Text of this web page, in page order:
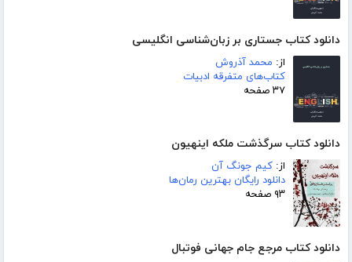
دانلود کتاب جستاری بر زبان‌شناسی انگلیسی
از: محمد آذروش
کتاب‌های متفرقه ادبیات
۳۷ صفحه
دانلود کتاب سرگذشت ملکه اینهیون
از: کیم جونگ آن
دانلود رایگان بهترین رمان‌ها
۹۳ صفحه
دانلود کتاب مرجع جام جهانی فوتبال